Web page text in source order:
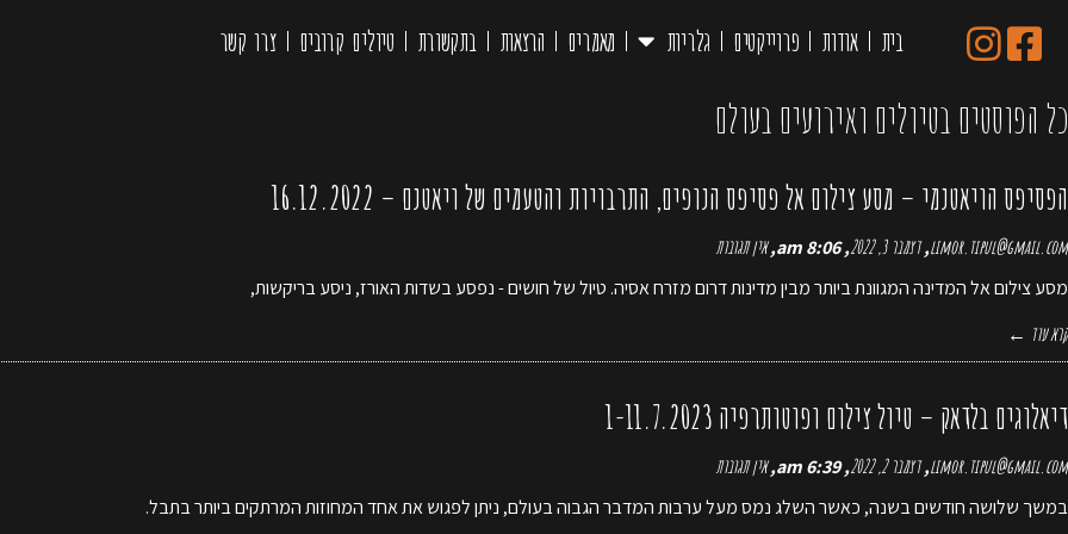
בית אודות פרוייקטים גלריות מאמרים הרצאות בתקשורת טיולים קרובים צרו קשר
» טיולים ואירועים בעולם (עמוד 2)
כל הפוסטים בטיולים ואירועים בעולם
הפסיפס הויאטנמי – מסע צילום אל פסיפס הנופים, התרבויות והטעמים של ויאטנם – 16.12.2022
limor.tipul@gmail.com דצמבר 3, 2022 8:06 am אין תגובות
מסע צילום אל המדינה המגוונת ביותר מבין מדינות דרום מזרח אסיה. טיול של חושים - נפסע בשדות האורז, ניסע בריקשות,
קרא עוד ←
דיאלוגים בלדאק – טיול צילום ופוטותרפיה 1-11.7.2023
limor.tipul@gmail.com דצמבר 2, 2022 6:39 am אין תגובות
במשך שלושה חודשים בשנה, כאשר השלג נמס מעל ערבות המדבר הגבוה בעולם, ניתן לפגוש את אחד המחוזות המרתקים ביותר בתבל.